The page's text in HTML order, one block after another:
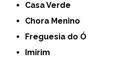
Casa Verde
Chora Menino
Freguesia do Ó
Imirim